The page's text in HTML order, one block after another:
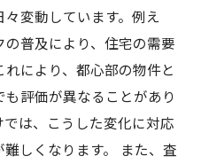
変動しています。例え
普及により、住宅の需要
により、都心部の物件と
評価が異なることがあり
は、こうした変化に対応
しくなります。 また、査